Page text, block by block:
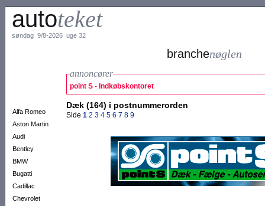
autoteket
søndag 9/8-2026 uge 32
Alfa Romeo
Aston Martin
Audi
Bentley
BMW
Bugatti
Cadillac
Chevrolet
branchenøglen
annoncører
point S - Indkøbskontoret
Dæk (164) i postnummerorden
Side 1 2 3 4 5 6 7 8 9